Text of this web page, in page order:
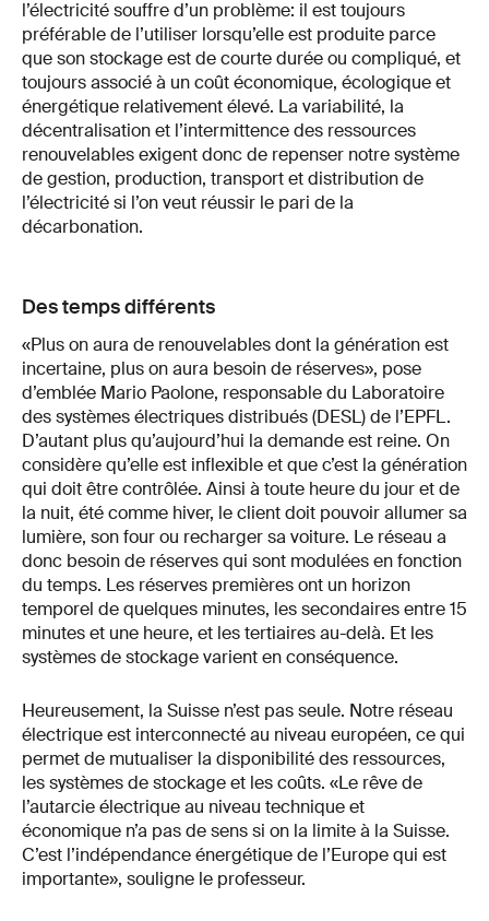
l’électricité souffre d’un problème: il est toujours
préférable de l’utiliser lorsqu’elle est produite parce
que son stockage est de courte durée ou compliqué, et
toujours associé à un coût économique, écologique et
énergétique relativement élevé. La variabilité, la
décentralisation et l’intermittence des ressources
renouvelables exigent donc de repenser notre système
de gestion, production, transport et distribution de
l’électricité si l’on veut réussir le pari de la
décarbonation.
Des temps différents
«Plus on aura de renouvelables dont la génération est
incertaine, plus on aura besoin de réserves», pose
d’emblée Mario Paolone, responsable du Laboratoire
des systèmes électriques distribués (DESL) de l’EPFL.
D’autant plus qu’aujourd’hui la demande est reine. On
considère qu’elle est inflexible et que c’est la génération
qui doit être contrôlée. Ainsi à toute heure du jour et de
la nuit, été comme hiver, le client doit pouvoir allumer sa
lumière, son four ou recharger sa voiture. Le réseau a
donc besoin de réserves qui sont modulées en fonction
du temps. Les réserves premières ont un horizon
temporel de quelques minutes, les secondaires entre 15
minutes et une heure, et les tertiaires au-delà. Et les
systèmes de stockage varient en conséquence.
Heureusement, la Suisse n’est pas seule. Notre réseau
électrique est interconnecté au niveau européen, ce qui
permet de mutualiser la disponibilité des ressources,
les systèmes de stockage et les coûts. «Le rêve de
l’autarcie électrique au niveau technique et
économique n’a pas de sens si on la limite à la Suisse.
C’est l’indépendance énergétique de l’Europe qui est
importante», souligne le professeur.